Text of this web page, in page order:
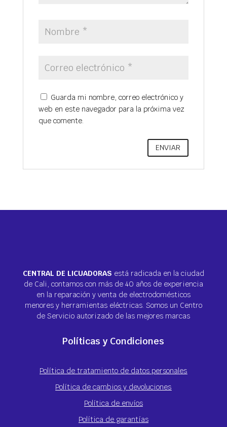
Guarda mi nombre, correo electrónico y
web en este navegador para la próxima vez
que comente.
CENTRAL DE LICUADORAS está radicada en la ciudad
de Cali, contamos con más de 40 años de experiencia
en la reparación y venta de electrodomésticos
menores y herramientas eléctricas. Somos un Centro
de Servicio autorizado de las mejores marcas
Políticas y Condiciones
Política de tratamiento de datos personales
Política de cambios y devoluciones
Política de envíos
Política de garantías